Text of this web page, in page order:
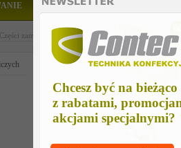
Chcesz być na bieżąco
z rabatami,
akcjami specjalnymi?
CZĘŚCI ZAMIENNE
Części zamienne do maszyn szwalniczych >Części
bolt, stud